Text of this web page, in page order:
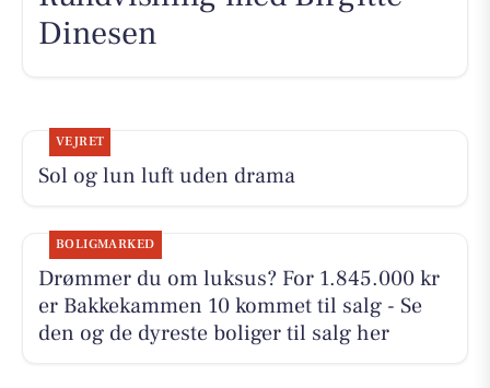
Dinesen
VEJRET
Sol og lun luft uden drama
BOLIGMARKED
Drømmer du om luksus? For 1.845.000 kr
er Bakkekammen 10 kommet til salg - Se
den og de dyreste boliger til salg her